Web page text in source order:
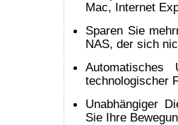
Mac, Internet
Sparen Sie
NAS, der sich
Automatisches
technologischer
Unabhängiger
Sie Ihre